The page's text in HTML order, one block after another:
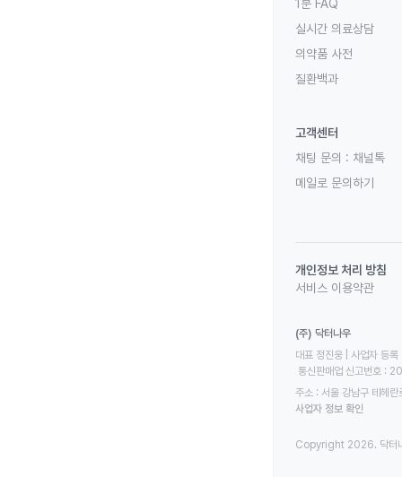
1분 FAQ
실시간 의료상담
의약품 사전
질환백과
고객센터
채팅 문의 : 채널톡
메일로 문의하기
개인정보 처리 방침
서비스 이용약관
(주) 닥터나우
대표 정진웅 | 사업자
통신판매업 신고번호
주소 : 서울 강남구 테헤
사업자 정보 확인
Copyright 2026. 닥터